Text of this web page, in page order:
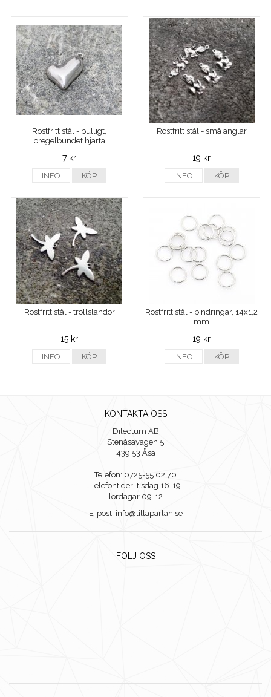
Rostfritt stål - bulligt,
oregelbundet hjärta
7 kr
INFO KÖP
Rostfritt stål - små änglar
19 kr
INFO KÖP
Rostfritt stål - trollsländor
15 kr
INFO KÖP
Rostfritt stål - bindringar, 14x1,2
mm
19 kr
INFO KÖP
KONTAKTA OSS
Dilectum AB
Stenåsavägen 5
439 53 Åsa
Telefon: 0725-55 02 70
Telefontider: tisdag 16-19
lördagar 09-12
E-post: info@lillaparlan.se
FÖLJ OSS